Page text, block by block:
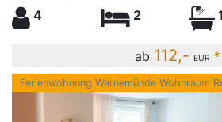
4 2 1
ab 112,- EUR *
Ferienwohnung Warnemünde Wohnraum